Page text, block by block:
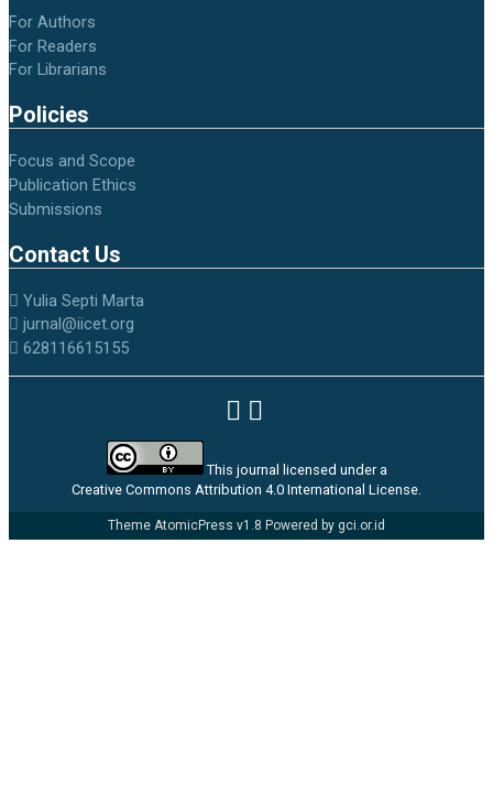
For Authors
For Readers
For Librarians
Policies
Focus and Scope
Publication Ethics
Submissions
Contact Us
Yulia Septi Marta
jurnal@iicet.org
628116615155
This journal licensed under a
Creative Commons Attribution 4.0 International License
Theme AtomicPress v1.8 Powered by gci.or.id